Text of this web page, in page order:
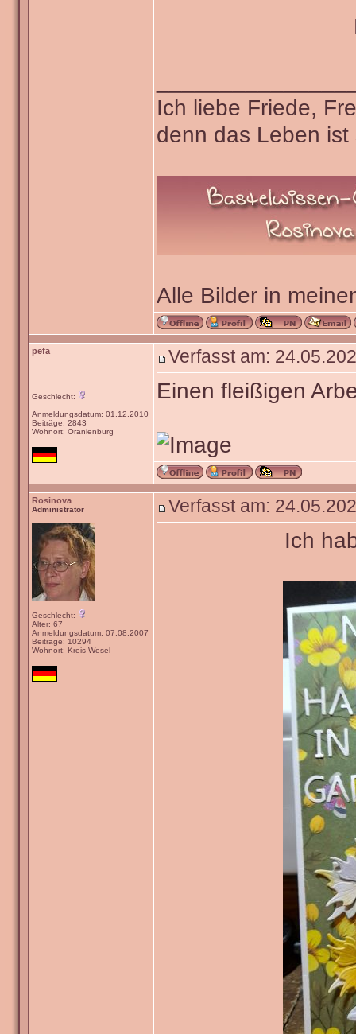
Ich liebe Friede,
denn das Leben
Alle Bilder in
pefa
Geschlecht:
Anmeldungsdatum: 01.12.2010
Beiträge: 2843
Wohnort: Oranienburg
Verfasst am:
Einen fleißigen
Rosinova
Administrator
Geschlecht:
Alter: 67
Anmeldungsdatum: 07.08.2007
Beiträge: 10294
Wohnort: Kreis Wesel
Verfasst am:
Ich